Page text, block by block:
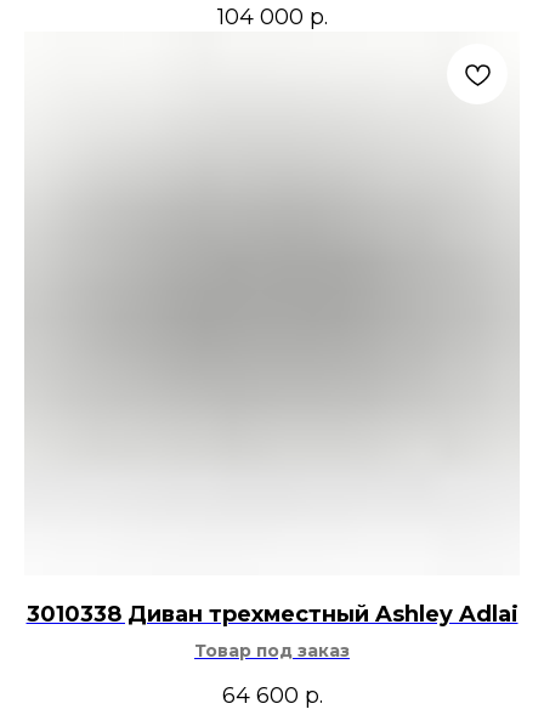
104 000 р.
3010338 Диван трехместный Ashley Adlai
Товар под заказ
64 600 р.